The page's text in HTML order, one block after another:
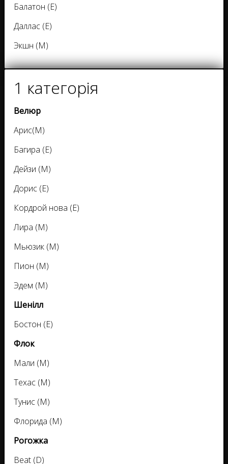
Балатон (Е)
Даллас (Е)
Экшн (М)
1 категорія
Велюр
Арис(М)
Багира (Е)
Дейзи (М)
Дорис (Е)
Кордрой нова (Е)
Лира (М)
Мьюзик (М)
Пион (М)
Эдем (М)
Шенілл
Бостон (Е)
Флок
Мали (М)
Техас (М)
Тунис (М)
Флорида (М)
Рогожка
Beat (D)